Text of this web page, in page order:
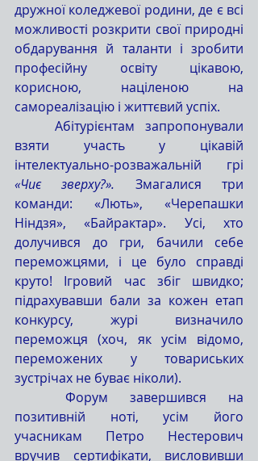
дружної коледжевої родини, де є всі
можливості розкрити свої природні
обдарування й таланти і зробити
професійну освіту цікавою,
корисною, націленою на
самореалізацію і життєвий успіх.
взяти участь у цікавій
«Чиє зверху?». Змагалися три
команди: «Лють», «Черепашки
Ніндзя», «Байрактар». Усі, хто
долучився до гри, бачили себе
переможцями, і це було справді
круто! Ігровий час збіг швидко;
підрахувавши бали за кожен етап
конкурсу, журі визначило
переможця (хоч, як усім відомо,
переможених у товариських
зустрічах не буває ніколи).
позитивній ноті, усім його
учасникам Петро Нестерович
вручив сертифікати, висловивши